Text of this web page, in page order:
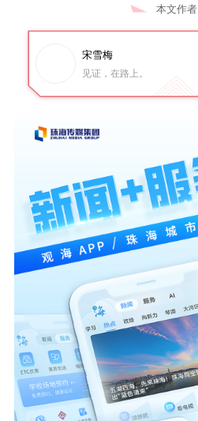
本文作者
宋雪梅
见证，在路上。